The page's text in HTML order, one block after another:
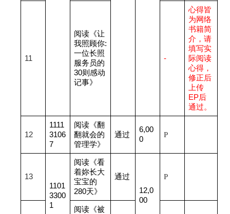
11
阅读《让
我照顾你:
一位长照
服务员的
30则感动
记事》
-
心得皆
为网络
书籍简
介，请
填写实
际阅读
心得，
修正后
上传
EP后
通过。
12
1111
3106
7
阅读《翻
翻就会的
管理学》
通过
6,00
0
P
13
1101
3300
1
阅读《看
着妳长大
宝宝的
280天》
通过
12,0
00
P
阅读《被